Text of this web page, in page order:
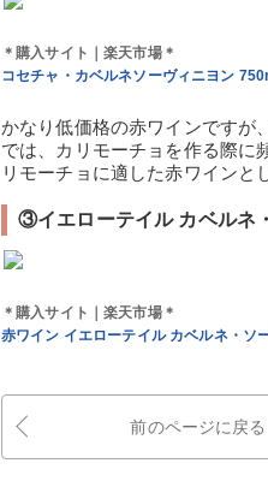
＊購入サイト｜楽天市場＊
コセチャ・カベルネソーヴィニヨン
かなり低価格の赤ワインですが
では、カリモーチョを作る際に
リモーチョに適した赤ワインと
③イエローテイル カベルネ
＊購入サイト｜楽天市場＊
赤ワイン イエローテイル カベルネ・
前のページに戻る